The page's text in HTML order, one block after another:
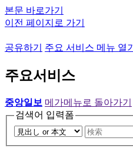
본문 바로가기
이전 페이지로 가기
공유하기 주요 서비스 메뉴 열기
주요서비스
중앙일보 메가메뉴로 돌아가기
검색어 입력폼